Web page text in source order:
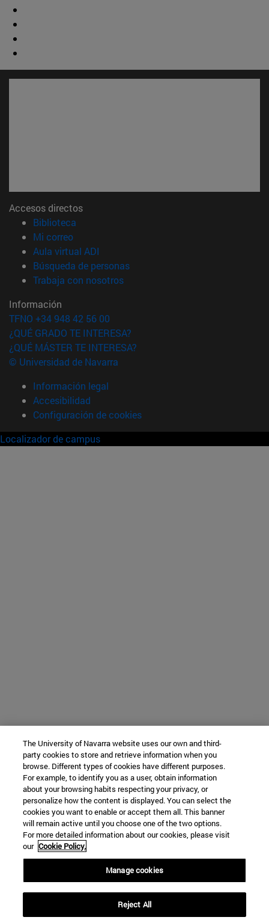
Accesos directos
Biblioteca
Mi correo(abre en nueva ventana)
Aula virtual ADI
Búsqueda de personas(abre en nueva ventana)
Trabaja con nosotros(abre en nueva ventana)
Información
TFNO +34 948 42 56 00
¿QUÉ GRADO TE INTERESA?
¿QUÉ MÁSTER TE INTERESA?
© Universidad de Navarra
Información legal
Accesibilidad
Configuración de cookies
Localizador de campus
The University of Navarra website uses our own and third-
party cookies to store and retrieve information when you
browse. Different types of cookies have different purposes.
For example, to identify you as a user, obtain information
about your browsing habits respecting your privacy, or
personalize how the content is displayed. You can select the
cookies you want to enable or accept them all. This banner
will remain active until you choose one of the two options.
For more detailed information about our cookies, please visit
our Cookie Policy.
Manage cookies
Reject All